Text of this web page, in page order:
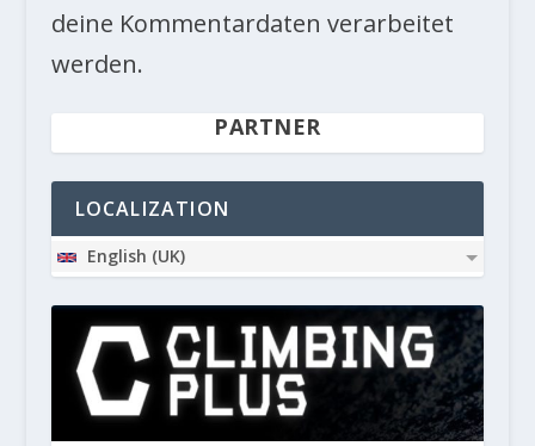
deine Kommentardaten verarbeitet
werden.
PARTNER
LOCALIZATION
English (UK)